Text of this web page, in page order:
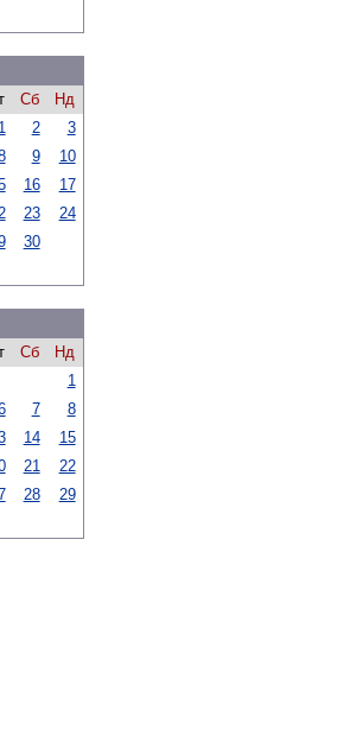
Сб
Нд
1
2
3
9
10
16
17
23
24
30
Сб
Нд
1
7
8
14
15
21
22
28
29